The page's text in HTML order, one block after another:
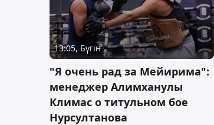
13:05, Бүгін
"Я очень рад за Мейирима":
менеджер Алимханулы
Климас о титульном бое
Нурсултанова